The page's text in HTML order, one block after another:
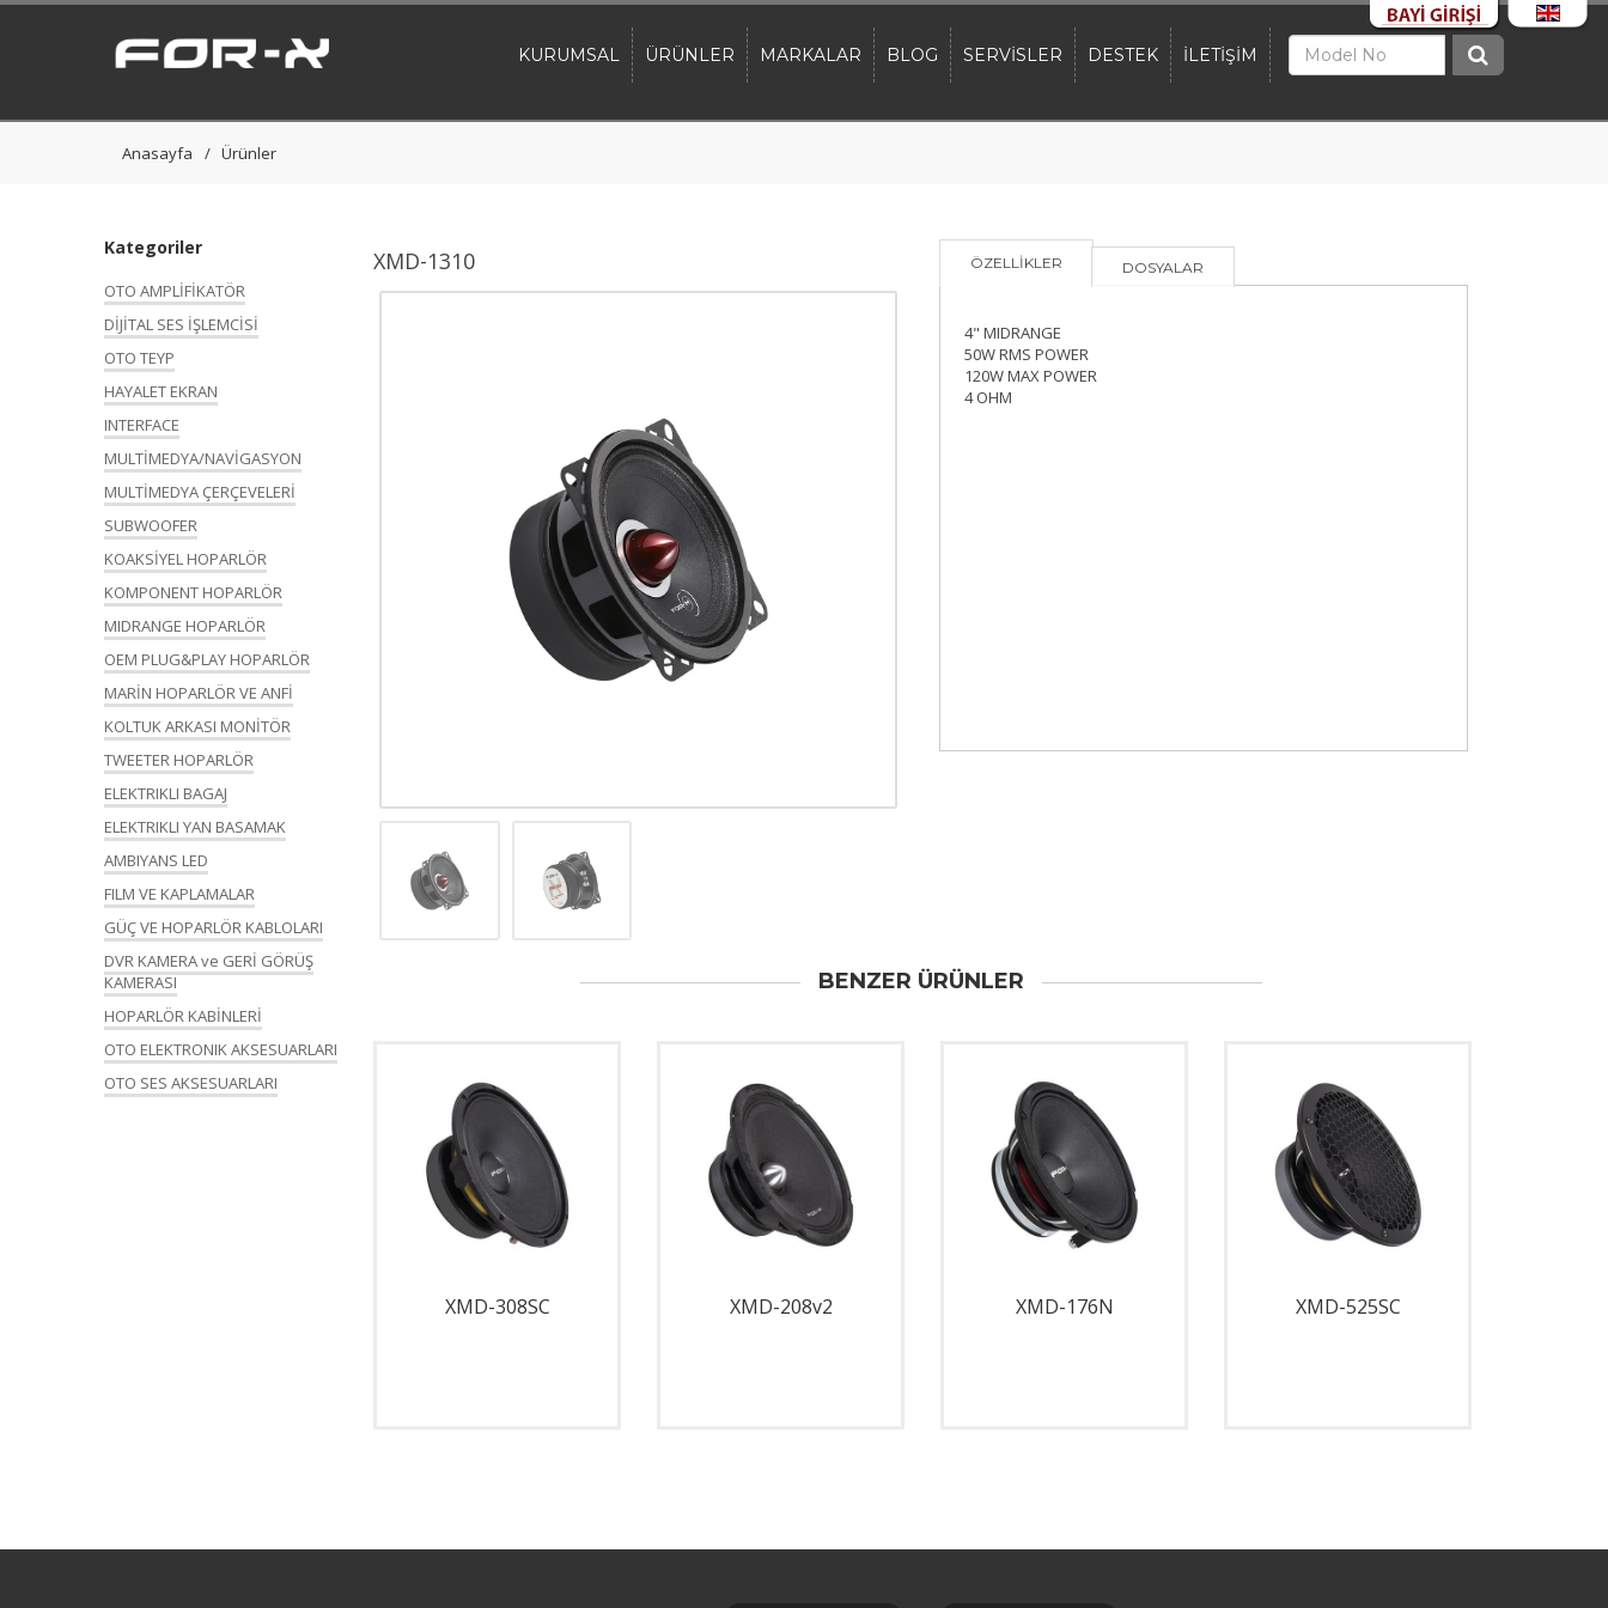
KURUMSAL ÜRÜNLER MARKALAR BLOG SERVİSLER DESTEK İLETİŞİM
Anasayfa Ürünler
Kategoriler
OTO AMPLİFİKATÖR
DİJİTAL SES İŞLEMCİSİ
OTO TEYP
HAYALET EKRAN
INTERFACE
MULTİMEDYA/NAVİGASYON
MULTİMEDYA ÇERÇEVELERİ
SUBWOOFER
KOAKSİYEL HOPARLÖR
KOMPONENT HOPARLÖR
MIDRANGE HOPARLÖR
OEM PLUG&PLAY HOPARLÖR
MARİN HOPARLÖR VE ANFİ
KOLTUK ARKASI MONİTÖR
TWEETER HOPARLÖR
ELEKTRIKLI BAGAJ
ELEKTRIKLI YAN BASAMAK
AMBIYANS LED
FILM VE KAPLAMALAR
GÜÇ VE HOPARLÖR KABLOLARI
DVR KAMERA ve GERİ GÖRÜŞ
KAMERASI
HOPARLÖR KABİNLERİ
OTO ELEKTRONIK AKSESUARLARI
OTO SES AKSESUARLARI
XMD-1310 ÖZELLİKLER DOSYALAR
4" MIDRANGE
50W RMS POWER
120W MAX POWER
4 OHM
BENZER ÜRÜNLER
XMD-308SC XMD-208v2 XMD-176N XMD-525SC